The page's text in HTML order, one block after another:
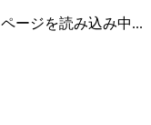
ページを読み込み中...